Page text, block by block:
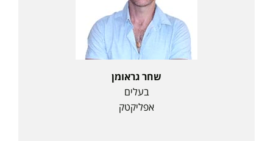
שחר גראומן
בעלים
אפליקטק